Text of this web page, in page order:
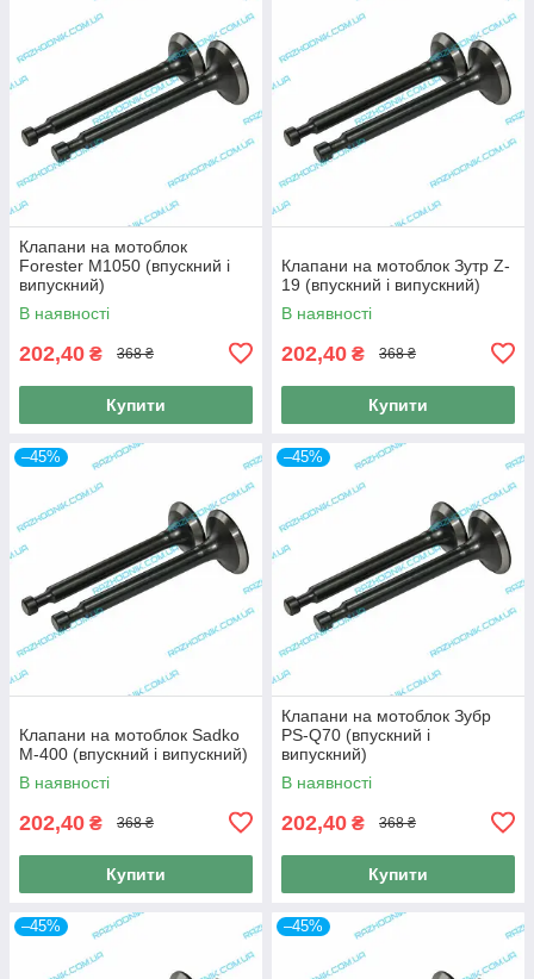
Клапани на мотоблок
Forester M1050 (впускний і
випускний)
В наявності
202,40 ₴ 368 ₴
Купити
Клапани на мотоблок Зутр Z-
19 (впускний і випускний)
В наявності
202,40 ₴ 368 ₴
Купити
–45%
Клапани на мотоблок Sadko
M-400 (впускний і випускний)
В наявності
202,40 ₴ 368 ₴
Купити
–45%
Клапани на мотоблок Зубр
PS-Q70 (впускний і
випускний)
В наявності
202,40 ₴ 368 ₴
Купити
–45% –45%